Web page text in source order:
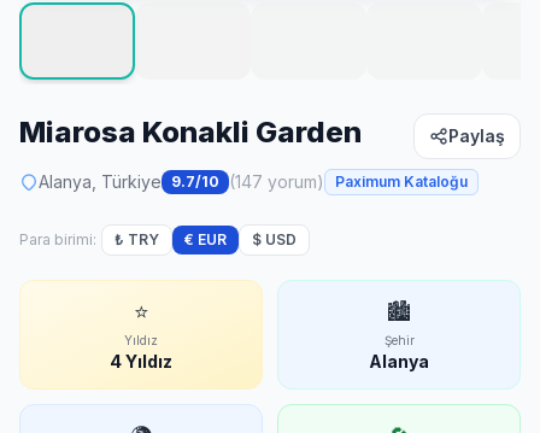
Miarosa Konakli Garden Paylaş
Alanya, Türkiye 9.7/10 (147 yorum) Paximum Kataloğu
Para birimi: ₺ TRY € EUR $ USD
⭐
Yıldız
4 Yıldız
🏙
Şehir
Alanya